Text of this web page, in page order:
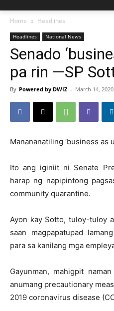
Home Headlines
Headlines National News
Senado
pa rin —SP
By Powered by DWIZ - March 14, 2020
Manananatiling ‘business as
Ito ang iginiit ni Senate
harap ng napipintong
community quarantine.
Ayon kay Sotto, tuloy-tuloy
saan magpapatupad
para sa kanilang mga
Gayunman, mahigpit
anumang precautionary
2019 coronavirus disease